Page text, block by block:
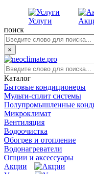
Услуги
поиск
×
Каталог
Бытовые кондиционеры
Мульти-сплит системы
Полупромышленные
Микроклимат
Вентиляция
Водоочистка
Обогрев и отопление
Водонагреватели
Опции и аксессуары
Акции